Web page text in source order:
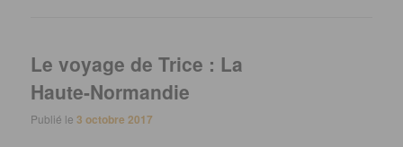
Le voyage de Trice : La
Haute-Normandie
Publié le3 octobre 2017